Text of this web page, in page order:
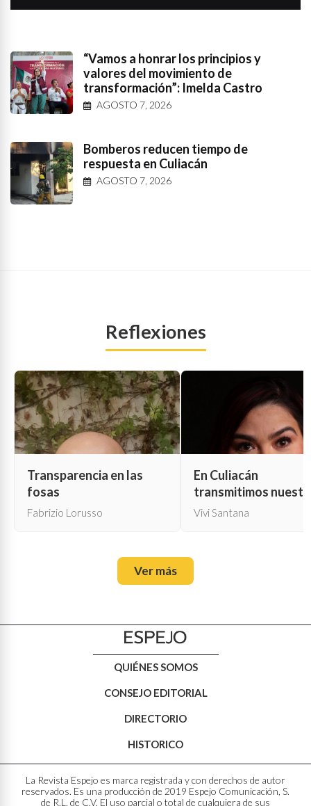
“Vamos a honrar los principios y
valores del movimiento de
transformación”: Imelda Castro
AGOSTO 7, 2026
Bomberos reducen tiempo de
respuesta en Culiacán
AGOSTO 7, 2026
Reflexiones
Transparencia en las
fosas
Fabrizio Lorusso
En Culiacán
transmitimos
propia muerte
Vivi Santana
Ver más
QUIÉNES SOMOS
CONSEJO EDITORIAL
DIRECTORIO
HISTORICO
La Revista Espejo es marca registrada y con derechos de autor
reservados. Es una producción de 2019 Espejo Comunicación, S.
de R.L. de C.V. El uso parcial o total de cualquiera de sus